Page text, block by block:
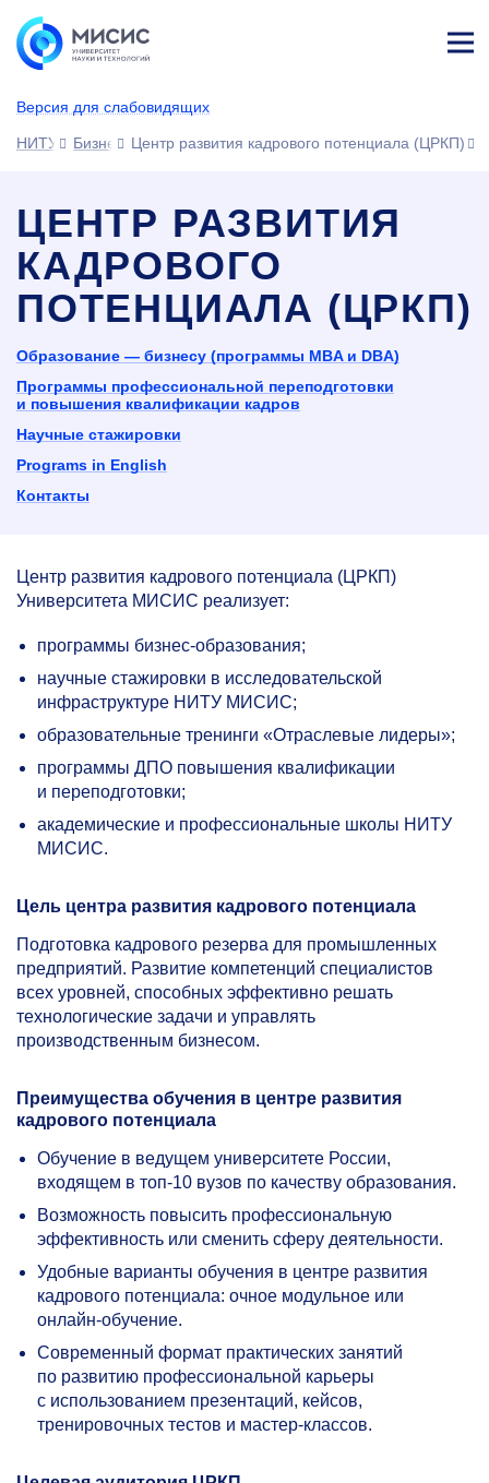
Версия для слабовидящих
ине
НИТУ МИСИС
Бизнесу Центр развития кадрового потенциала (ЦРКП)
ЦЕНТР РАЗВИТИЯ
КАДРОВОГО
ПОТЕНЦИАЛА (ЦРКП)
Образование — бизнесу (программы MBA и DBA)
Программы профессиональной переподготовки
и повышения квалификации кадров
Научные стажировки
Programs in English
Контакты
Центр развития кадрового потенциала (ЦРКП)
Университета МИСИС реализует:
программы бизнес-образования;
научные стажировки в исследовательской
инфраструктуре НИТУ МИСИС;
образовательные тренинги «Отраслевые лидеры»;
программы ДПО повышения квалификации
и переподготовки;
академические и профессиональные школы НИТУ
МИСИС.
Цель центра развития кадрового потенциала
Подготовка кадрового резерва для промышленных
предприятий. Развитие компетенций специалистов
всех уровней, способных эффективно решать
технологические задачи и управлять
производственным бизнесом.
Преимущества обучения в центре развития
кадрового потенциала
Обучение в ведущем университете России,
входящем в топ-10 вузов по качеству образования.
Возможность повысить профессиональную
эффективность или сменить сферу деятельности.
Удобные варианты обучения в центре развития
кадрового потенциала: очное модульное или
онлайн-обучение.
Современный формат практических занятий
по развитию профессиональной карьеры
с использованием презентаций, кейсов,
тренировочных тестов и мастер-классов.